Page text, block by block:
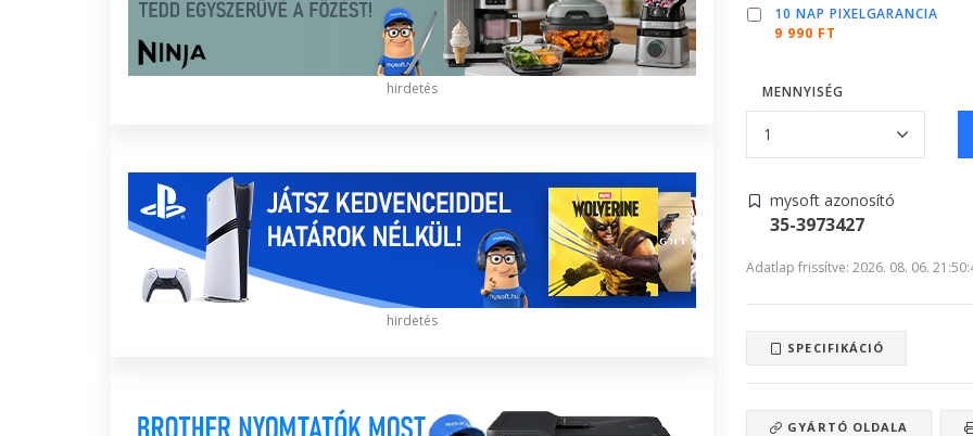
hirdetés
hirdetés
10 NAP PIXELGARANCIA
9 990 FT
MENNYISÉG
mysoft azonosító
35-3973427
Adatlap frissítve: 2026. 08. 06.
SPECIFIKÁCIÓ
GYÁRTÓ OLDALA